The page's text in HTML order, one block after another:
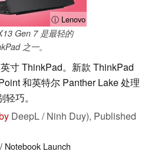
ⓘ Lenovo
Gen 7 是最轻的
之一。
寸 ThinkPad。新款 ThinkPad
和英特尔 Panther Lake 处理
巧。
DeepL / Ninh Duy), Published
Notebook Launch